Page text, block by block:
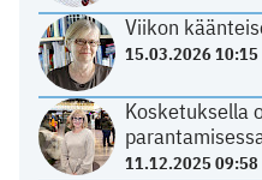
Viikon
15.03.2026 10:15
Kosketuksella
11.12.2025 09:58